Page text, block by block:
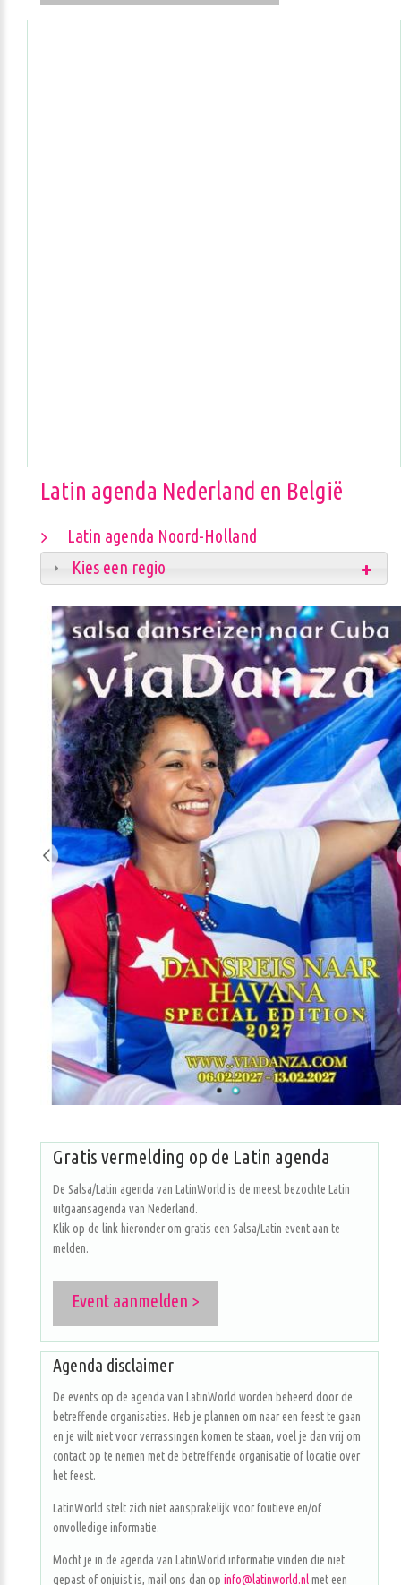
Latin agenda Nederland en België
Latin agenda Noord-Holland
Kies een regio
Gratis vermelding op de Latin agenda
De Salsa/Latin agenda van LatinWorld is de meest bezochte Latin
uitgaansagenda van Nederland.
Klik op de link hieronder om gratis een Salsa/Latin event aan te
melden.
Event aanmelden >
Agenda disclaimer
De events op de agenda van LatinWorld worden beheerd door de
betreffende organisaties. Heb je plannen om naar een feest te gaan
en je wilt niet voor verrassingen komen te staan, voel je dan vrij om
contact op te nemen met de betreffende organisatie of locatie over
het feest.
LatinWorld stelt zich niet aansprakelijk voor foutieve en/of
onvolledige informatie.
Mocht je in de agenda van LatinWorld informatie vinden die niet
gepast of onjuist is, mail ons dan op info@latinworld.nlmet een